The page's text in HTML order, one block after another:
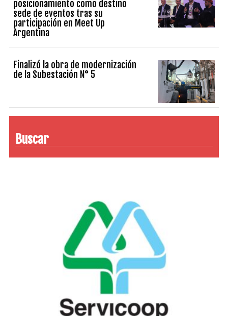
posicionamiento como destino
sede de eventos tras su
participación en Meet Up
Argentina
Finalizó la obra de modernización
de la Subestación N° 5
Buscar